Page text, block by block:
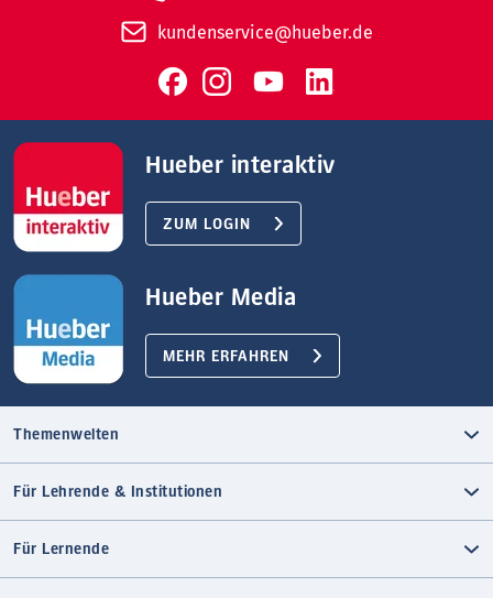
kundenservice@hueber.de
Hueber interaktiv
ZUM LOGIN
Hueber Media
MEHR ERFAHREN
Themenwelten
Für Lehrende & Institutionen
Für Lernende